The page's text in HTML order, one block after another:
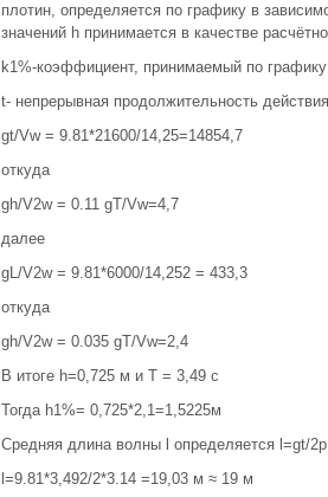
плотин, определяется по графику в
значений h принимается в качестве
k1%-коэффициент, принимаемый по графику
t- непрерывная продолжительность
gt/Vw = 9.81*21600/14,25=14854,7
откуда
gh/V2w = 0.11 gT/Vw=4,7
далее
gL/V2w = 9.81*6000/14,252 = 433,3
откуда
gh/V2w = 0.035 gT/Vw=2,4
В итоге h=0,725 м и T = 3,49 c
Тогда h1%= 0,725*2,1=1,5225м
Средняя длина волны l определяется l=gt/2p
l=9.81*3,492/2*3.14 =19,03 м ≈ 19 м